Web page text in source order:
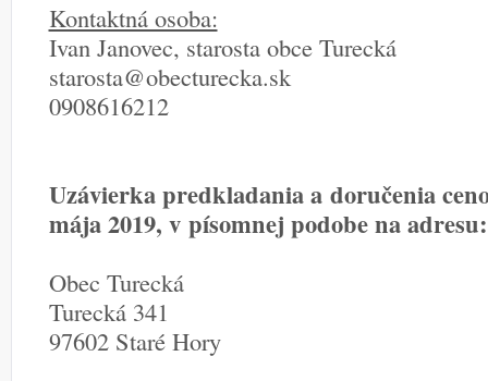
Kontaktná osoba:
Ivan Janovec, starosta obce Turecká
starosta@obecturecka.sk
0908616212
Uzávierka predkladania a doručenia
mája 2019, v písomnej podobe na adresu:
Obec Turecká
Turecká 341
97602 Staré Hory